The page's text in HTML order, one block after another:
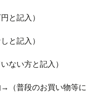
と記入）
と記入）
ない方と記入）
→（普段のお買い物等に